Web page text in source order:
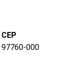
CEP
97760-000